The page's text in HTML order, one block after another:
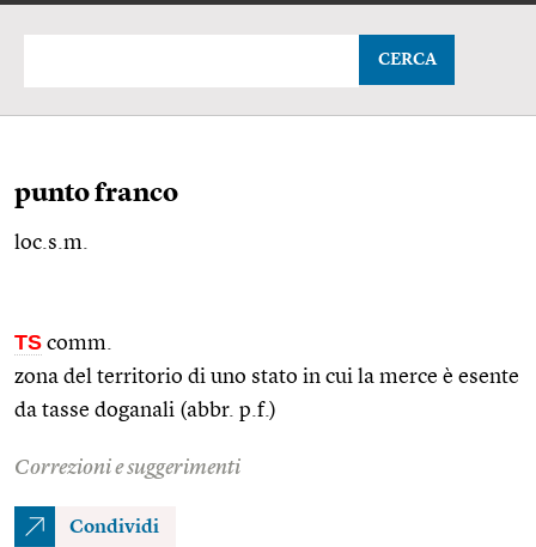
CERCA
punto franco
loc.s.m.
TS comm.
zona del territorio di uno stato in cui la merce è esente
da tasse doganali (abbr. p.f.)
Correzioni e suggerimenti
Condividi